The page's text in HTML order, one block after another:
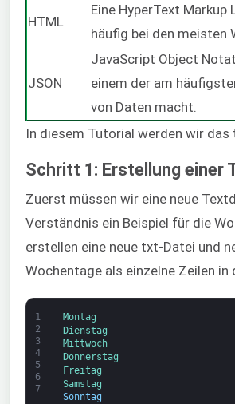
HTML
Eine HyperText
häufig bei den meisten
JSON
JavaScript Object
einem der am
von Daten macht.
In diesem Tutorial werden wir
Schritt 1: Erstellung einer
Zuerst müssen wir eine neue
Verständnis ein Beispiel für die
erstellen eine neue txt-Datei und
Wochentage als einzelne Zeilen in
1
2
3
4
5
6
7
Montag
Dienstag
Mittwoch
Donnerstag
Freitag
Samstag
Sonntag